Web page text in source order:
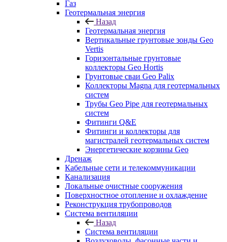
Газ
Геотермальная энергия
Назад
Геотермальная энергия
Вертикальные грунтовые зонды Geo
Vertis
Горизонтальные грунтовые
коллекторы Geo Hortis
Грунтовые сваи Geo Palix
Коллекторы Magna для геотермальных
систем
Трубы Geo Pipe для геотермальных
систем
Фитинги Q&E
Фитинги и коллекторы для
магистралей геотермальных систем
Энергетические корзины Geo
Дренаж
Кабельные сети и телекоммуникации
Канализация
Локальные очистные сооружения
Поверхностное отопление и охлаждение
Реконструкция трубопроводов
Система вентиляции
Назад
Система вентиляции